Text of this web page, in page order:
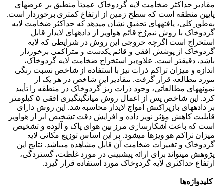
مقادیر حداکثر ضخامت لایه گردوخاک عمدتاً منطبق بر عرض‏های
پایین منطقه است که سطح زمین از ارتفاع کمتری برخوردار است.
به‌طور کلی، یافته‏های تحقیق نشان می‏دهد که حداکثر ضخامت لایه
گردوخاک با روش نیم‌رُخ قائم هواویز از داده‏های لایدار قابل
استخراج است اگرچه خروجی این روش در شرایطی که لایه
گردوخاک از پوشش افقی و قائم یکدست و متراکمی برخوردار
باشد، دقیق‏تر است. علاوه‌بر استخراج ضخامت لایه گردوخاک،
اندازه و میزان تراکم ذرات نیز با استفاده از شاخص نسبت رنگی
مورد مطالعه قرار گرفت. مقادیر این شاخص در هر یک از
نمونه‏های مطالعاتی، وجود ذرات ریز گردوخاک در منطقه را تأیید
کرد. این شاخص پس از اعمال روش میانگین‏گیری افقی ۵ کیلومتر
بر داده‏های بازپراکنش امواج لایدار محاسبه شد. این روش دارای
قابلیت کاهش مؤثر نویز داده‏ و افزایش دقت تشخیص ابر از هواویز
است که باعث آشکارسازی مرز بین هوای پاک و آلوده و تشخیص
میزان تراکم هواویزها می‏شود. بر این اساس توزیع مکانی لایه
گردوخاک و تغییرات ضخامت آن قابل مشاهده می‏باشد. نتایج این
پژوهش می‏تواند برای ارائه پیش‏بینی در مورد غلظت، گستردگی،
ارتفاع حداکثری لایه گردوخاک مورد استفاده قرار گیرد.
کلیدواژه‌ها